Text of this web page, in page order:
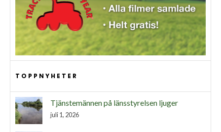
TOPPNYHETER
Tjänstemännen på länsstyrelsen ljuger
juli 1, 2026